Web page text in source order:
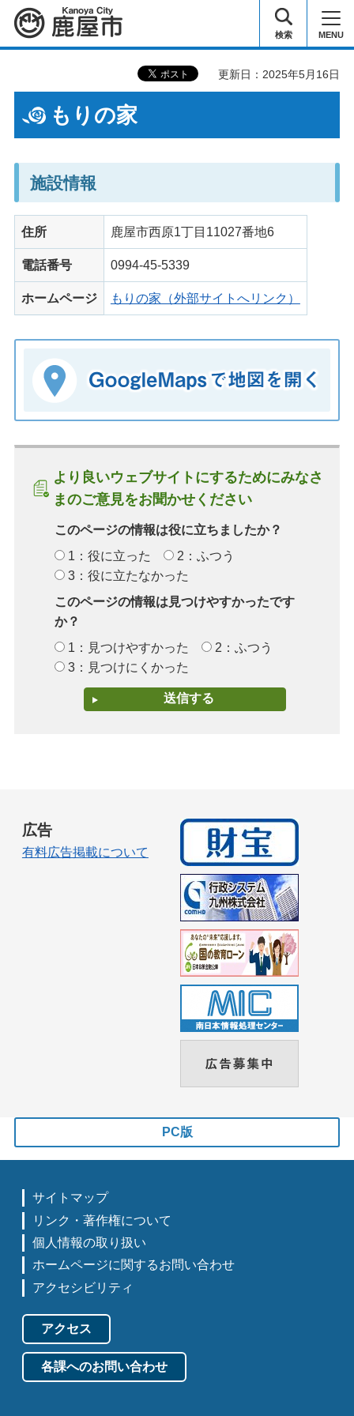
鹿屋市 検索 MENU
更新日：2025年5月16日
もりの家
施設情報
住所 鹿屋市西原1丁目11027番地6
電話番号 0994-45-5339
ホームページ もりの家（外部サイトへリンク）
より良いウェブサイトにするためにみなさ
まのご意見をお聞かせください
このページの情報は役に立ちましたか？
1：役に立った
2：ふつう
3：役に立たなかった
このページの情報は見つけやすかったです
か？
1：見つけやすかった
2：ふつう
3：見つけにくかった
広告
有料広告掲載について
PC版
サイトマップ
リンク・著作権について
個人情報の取り扱い
ホームページに関するお問い合わせ
アクセシビリティ
アクセス
各課へのお問い合わせ